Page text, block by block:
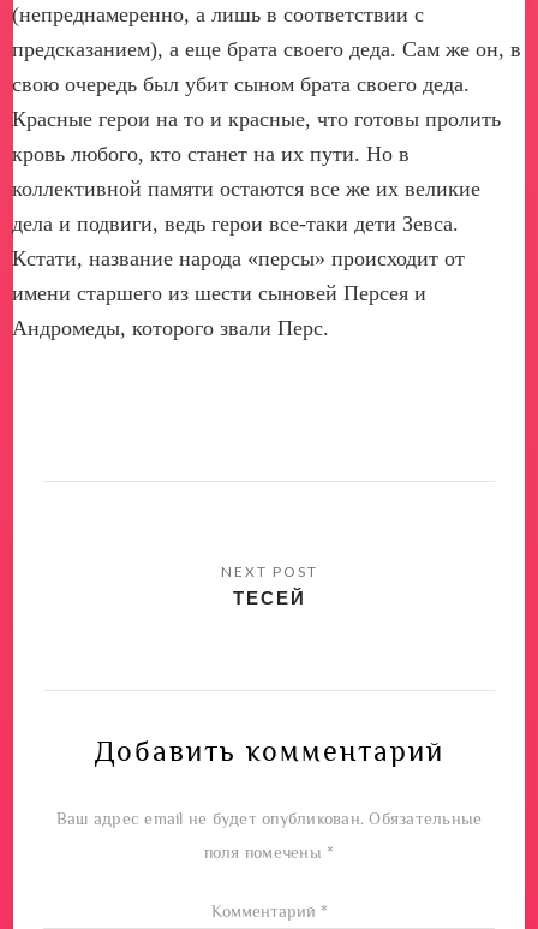
(непреднамеренно, а лишь в соответствии с
предсказанием), а еще брата своего деда. Сам же он, в
свою очередь был убит сыном брата своего деда.
Красные герои на то и красные, что готовы пролить
кровь любого, кто станет на их пути. Но в
коллективной памяти остаются все же их великие
дела и подвиги, ведь герои все-таки дети Зевса.
Кстати, название народа «персы» происходит от
имени старшего из шести сыновей Персея и
Андромеды, которого звали Перс.
ТЕСЕЙ
Добавить комментарий
Ваш адрес email не будет опубликован. Обязательные
поля помечены *
Комментарий *